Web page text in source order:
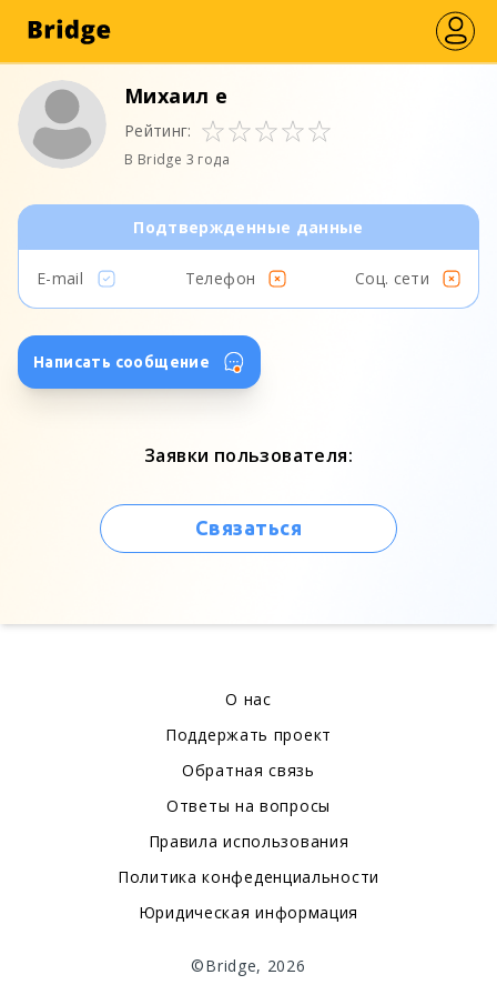
Михаил е
Рейтинг:
В Bridge 3 года
Подтвержденные данные
E-mail Телефон Соц. сети
Написать сообщение
Заявки пользователя:
Связаться
О нас
Поддержать проект
Обратная связь
Ответы на вопросы
Правила использования
Политика конфеденциальности
Юридическая информация
©Bridge, 2026